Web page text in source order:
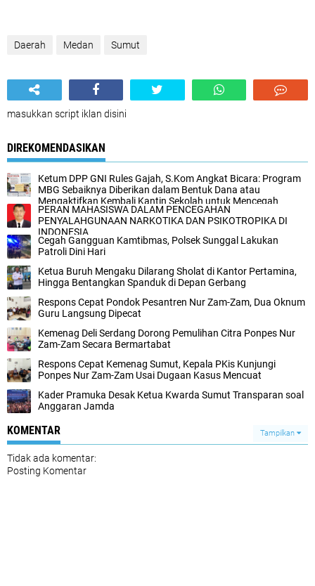
Daerah Medan Sumut
masukkan script iklan disini
DIREKOMENDASIKAN
Ketum DPP GNI Rules Gajah, S.Kom Angkat Bicara: Program
MBG Sebaiknya Diberikan dalam Bentuk Dana atau
Mengaktifkan Kembali Kantin Sekolah untuk Mencegah
Kebocoran Anggaran
PERAN MAHASISWA DALAM PENCEGAHAN
PENYALAHGUNAAN NARKOTIKA DAN PSIKOTROPIKA DI
INDONESIA
Cegah Gangguan Kamtibmas, Polsek Sunggal Lakukan
Patroli Dini Hari
Ketua Buruh Mengaku Dilarang Sholat di Kantor Pertamina,
Hingga Bentangkan Spanduk di Depan Gerbang
Respons Cepat Pondok Pesantren Nur Zam-Zam, Dua Oknum
Guru Langsung Dipecat
Kemenag Deli Serdang Dorong Pemulihan Citra Ponpes Nur
Zam-Zam Secara Bermartabat
Respons Cepat Kemenag Sumut, Kepala PKis Kunjungi
Ponpes Nur Zam-Zam Usai Dugaan Kasus Mencuat
Kader Pramuka Desak Ketua Kwarda Sumut Transparan soal
Anggaran Jamda
KOMENTAR Tampilkan
Tidak ada komentar:
Posting Komentar